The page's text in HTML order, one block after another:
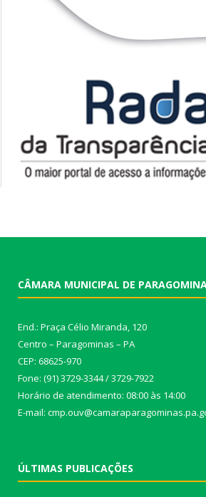
CÂMARA MUNICIPAL DE
End.: Praça Célio Miranda, 120
Centro – Paragominas – PA
CEP: 68625-970
Fone: (91) 3729-3344 / 3729-7922
Horário de atendimento: 08:00 às 14:00
E-mail:
ÚLTIMAS PUBLICAÇÕES